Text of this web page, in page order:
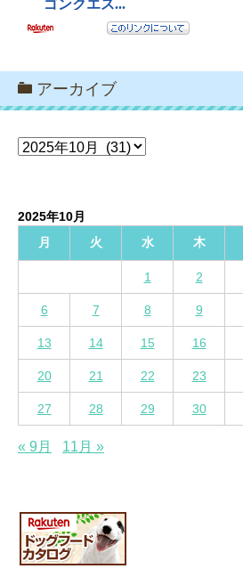
アーカイブ
ア
ブ
2025年10月
月
火 水 木
1 2
6 7 8 9
13 14 15 16
20 21 22 23
27 28 29 30
« 9月 11月 »